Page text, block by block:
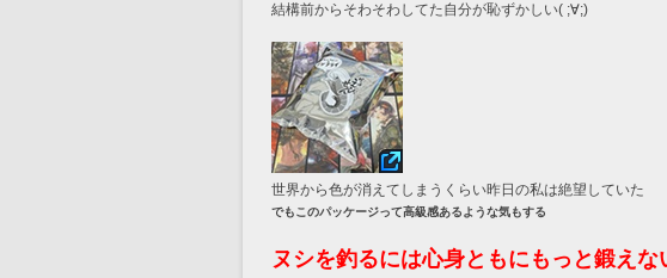
結構前からそわそわしてた自分が恥ずかしい( ;∀;)
世界から色が消えてしまうくらい昨日の私は絶望していた
でもこのパッケージって高級感あるような気もする
ヌシを釣るには心身ともにもっと鍛えな